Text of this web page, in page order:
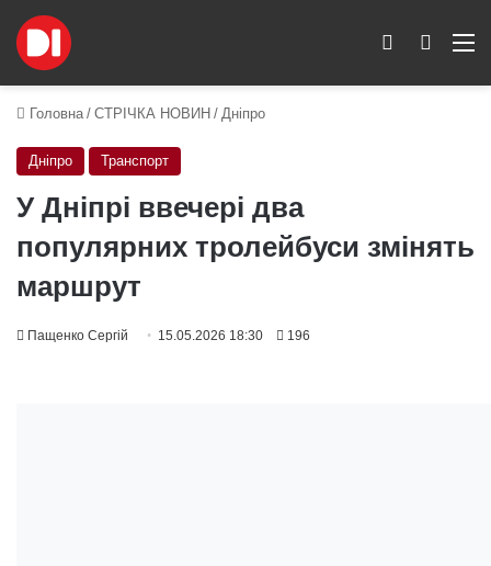
Пошук
Switch skin
Головна / СТРІЧКА НОВИН / Дніпро
Дніпро Транспорт
У Дніпрі ввечері два
популярних тролейбуси змінять
маршрут
Пащенко Сергій 15.05.2026 18:30 196